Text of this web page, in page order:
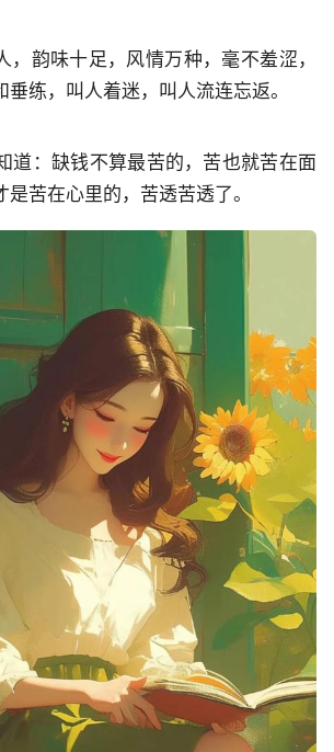
，韵味十足，风情万种，毫不羞涩，
练，叫人着迷，叫人流连忘返。
道：缺钱不算最苦的，苦也就苦在面
是苦在心里的，苦透苦透了。